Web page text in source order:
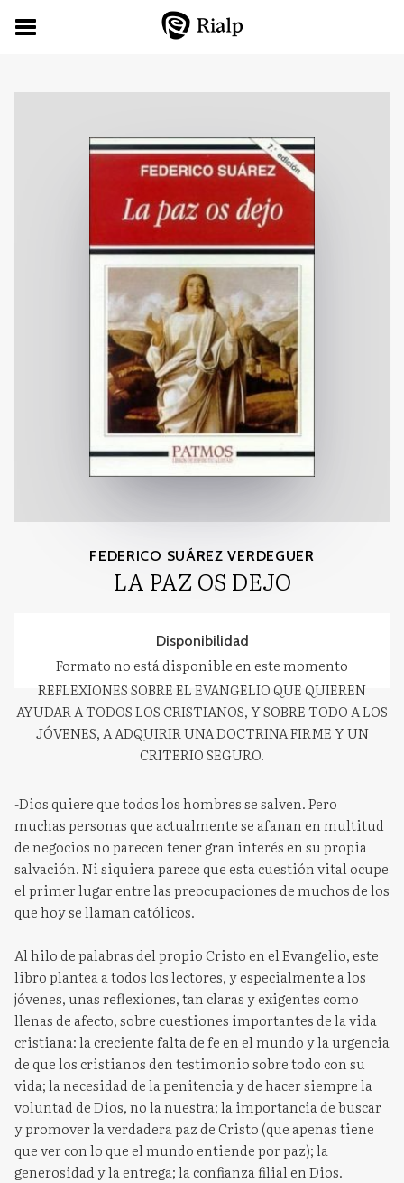
FEDERICO SUÁREZ VERDEGUER
LA PAZ OS DEJO
Disponibilidad
Formato no está disponible en este momento
REFLEXIONES SOBRE EL EVANGELIO QUE QUIEREN
AYUDAR A TODOS LOS CRISTIANOS, Y SOBRE TODO A LOS
JÓVENES, A ADQUIRIR UNA DOCTRINA FIRME Y UN
CRITERIO SEGURO.
-Dios quiere que todos los hombres se salven. Pero
muchas personas que actualmente se afanan en multitud
de negocios no parecen tener gran interés en su propia
salvación. Ni siquiera parece que esta cuestión vital ocupe
el primer lugar entre las preocupaciones de muchos de los
que hoy se llaman católicos.
Al hilo de palabras del propio Cristo en el Evangelio, este
libro plantea a todos los lectores, y especialmente a los
jóvenes, unas reflexiones, tan claras y exigentes como
llenas de afecto, sobre cuestiones importantes de la vida
cristiana: la creciente falta de fe en el mundo y la urgencia
de que los cristianos den testimonio sobre todo con su
vida; la necesidad de la penitencia y de hacer siempre la
voluntad de Dios, no la nuestra; la importancia de buscar
y promover la verdadera paz de Cristo (que apenas tiene
que ver con lo que el mundo entiende por paz); la
generosidad y la entrega; la confianza filial en Dios.